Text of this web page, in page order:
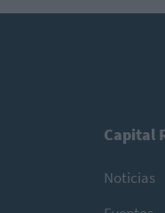
Capital
Noticias